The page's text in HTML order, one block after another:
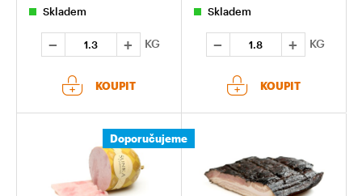
Skladem
KG
KOUPIT
Skladem
KG
KOUPIT
Doporučujeme